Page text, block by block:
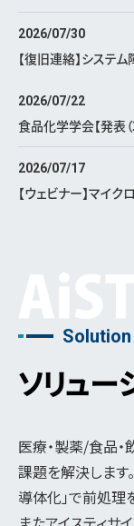
2026/07/30
【復旧連絡】システ
2026/07/22
食品化学学会【発表（
2026/07/17
【ウェビナー】マイ
Solution
ソリュー
医療・製薬/食品
課題を解決します
導体化」で前処理